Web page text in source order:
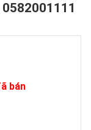
bán